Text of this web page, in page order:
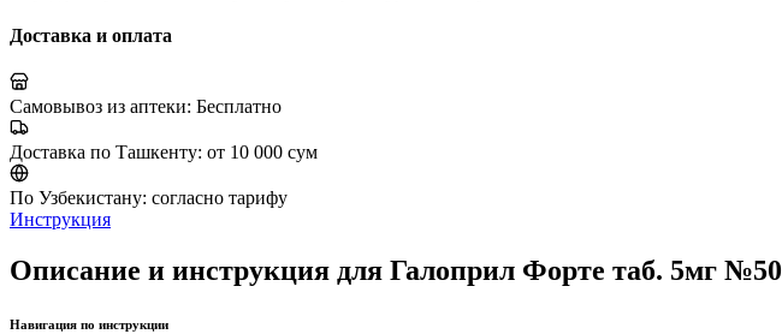
Доставка и оплата
Самовывоз из аптеки: Бесплатно
Доставка по Ташкенту: от 10 000 сум
По Узбекистану: согласно тарифу
Инструкция
Описание и инструкция для Галоприл Форте таб. 5мг №50
Навигация по инструкции